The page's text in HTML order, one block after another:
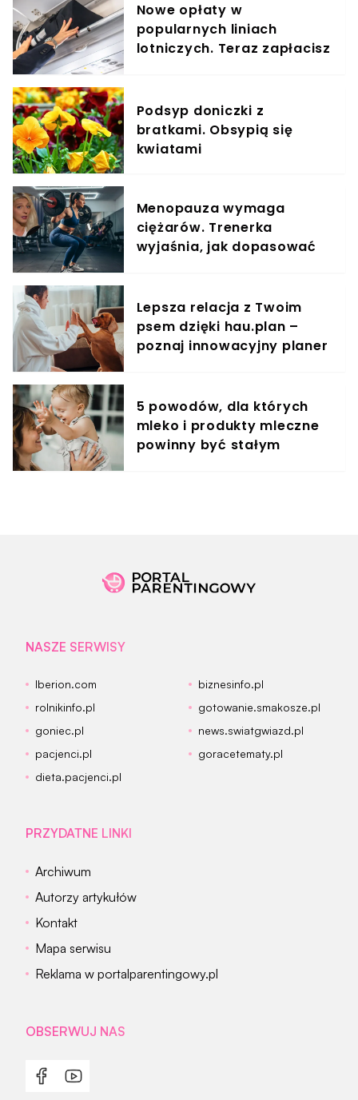
Nowe opłaty w
popularnych liniach
lotniczych. Teraz zapłacisz
Podsyp doniczki z
bratkami. Obsypią się
kwiatami
Menopauza wymaga
ciężarów. Trenerka
wyjaśnia, jak dopasować
Lepsza relacja z Twoim
psem dzięki hau.plan –
poznaj innowacyjny planer
5 powodów, dla których
mleko i produkty mleczne
powinny być stałym
NASZE SERWISY
Iberion.com
biznesinfo.pl
rolnikinfo.pl
gotowanie.smakosze.pl
goniec.pl
news.swiatgwiazd.pl
pacjenci.pl
goracetematy.pl
dieta.pacjenci.pl
PRZYDATNE LINKI
Archiwum
Autorzy artykułów
Kontakt
Mapa serwisu
Reklama w portalparentingowy.pl
OBSERWUJ NAS